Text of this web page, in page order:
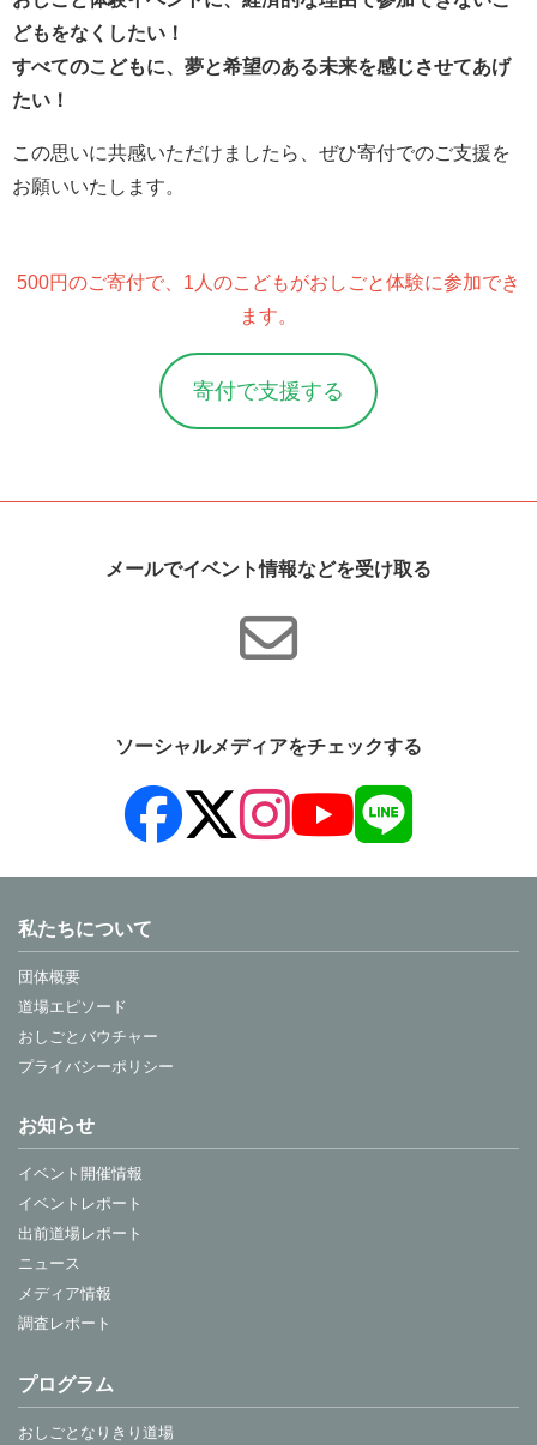
どもをなくしたい！
すべてのこどもに、夢と希望のある未来を感じさせてあげ
たい！
この思いに共感いただけましたら、ぜひ寄付でのご支援を
お願いいたします。
500円のご寄付で、1人のこどもがおしごと体験に参加でき
ます。
寄付で支援する
メールでイベント情報などを受け取る
ソーシャルメディアをチェックする
私たちについて
団体概要
道場エピソード
おしごとバウチャー
プライバシーポリシー
お知らせ
イベント開催情報
イベントレポート
出前道場レポート
ニュース
メディア情報
調査レポート
プログラム
おしごとなりきり道場